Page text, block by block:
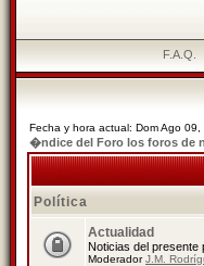
F.A.Q.
Fecha y hora actual: Dom Ago
�ndice del Foro los foros de
Política
Actualidad
Noticias del presente
ModeradorJ.M.